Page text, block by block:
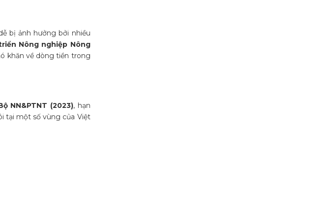
bị ảnh hưởng bởi nhiều
Nông nghiệp Nông
khăn về dòng tiền trong
NN&PTNT (2023), hạn
tại một số vùng của Việt